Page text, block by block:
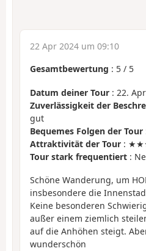
22 Apr 2024 um 09:10
Gesamtbewertung : 5 / 5
Datum deiner Tour : 22.
Zuverlässigkeit der
gut
Bequemes Folgen der Tour
Attraktivität der Tour :
Tour stark frequentiert :
Schöne Wanderung, um
insbesondere die
Keine besonderen
außer einem ziemlich
auf die Anhöhen steigt.
wunderschön